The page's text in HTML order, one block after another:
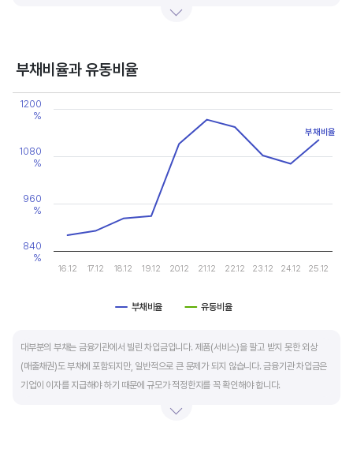
높은 이익률을 올리고 있다면, 그 기업은 타사 대비 제품(서비스)의 경쟁력이 높은 것으로
부채비율과 유동비율
Chart
Line chart with 2 lines.
View as data table, Chart
The chart has 1 X axis displaying categories.
The chart has 2 Y axes displaying values, and values.
부채비율 유동비율
16.12 17.12 18.12 19.12 20.12 21.12 22.12 23.12 24.12 25.12
840
%
960
%
1080
%
1200
%
부채비율
대부분의 부채는 금융기관에서 빌린 차입금입니다. 제품(서비스)을 팔고 받지 못한 외상
(매출채권)도 부채에 포함되지만, 일반적으로 큰 문제가 되지 않습니다. 금융기관 차입금은
기업이 이자를 지급해야 하기 때문에 규모가 적정한지를 꼭 확인해야 합니다.